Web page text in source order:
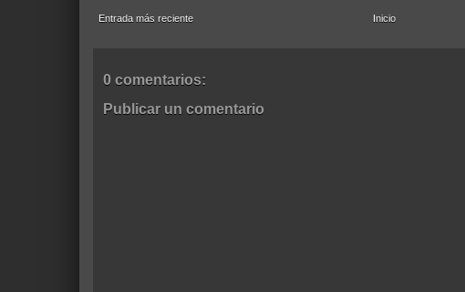
Entrada más reciente Inicio
0 comentarios:
Publicar un comentario